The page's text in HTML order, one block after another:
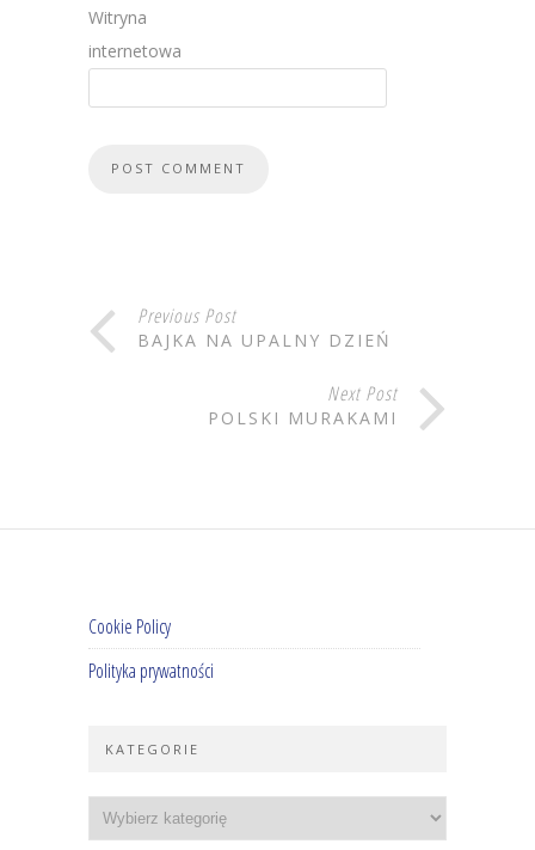
Witryna
internetowa
Previous Post
BAJKA NA UPALNY DZIEŃ
Next Post
POLSKI MURAKAMI
Cookie Policy
Polityka prywatności
KATEGORIE